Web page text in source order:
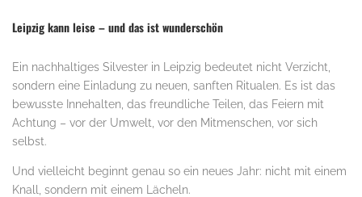
Leipzig kann leise – und das ist wunderschön
Ein nachhaltiges Silvester in Leipzig bedeutet nicht Verzicht,
sondern eine Einladung zu neuen, sanften Ritualen. Es ist das
bewusste Innehalten, das freundliche Teilen, das Feiern mit
Achtung – vor der Umwelt, vor den Mitmenschen, vor sich
selbst.
Und vielleicht beginnt genau so ein neues Jahr: nicht mit einem
Knall, sondern mit einem Lächeln.